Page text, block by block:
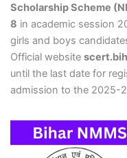
Scholarship Scheme
8 in academic session
girls and boys
Official website
until the last date for
admission to the 2025-